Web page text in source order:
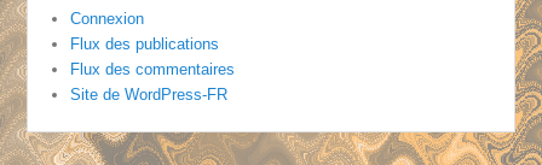
Connexion
Flux des publications
Flux des commentaires
Site de WordPress-FR